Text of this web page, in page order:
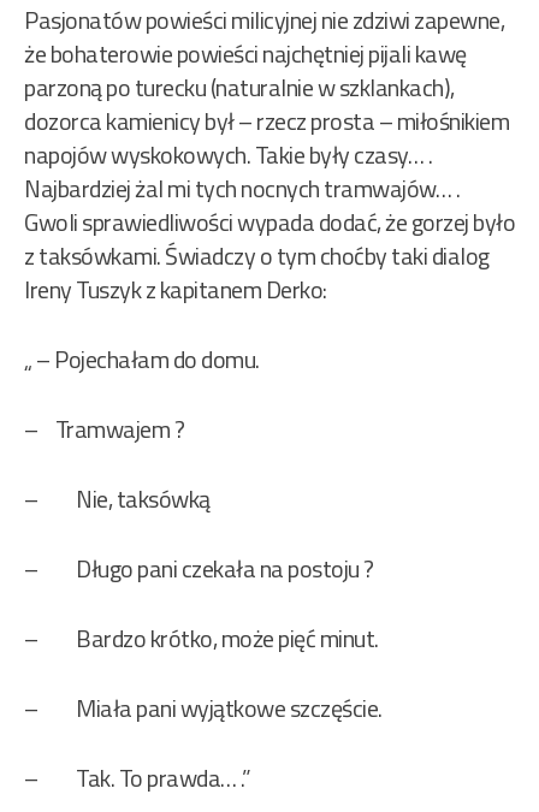
Pasjonatów powieści milicyjnej nie zdziwi zapewne,
że bohaterowie powieści najchętniej pijali kawę
parzoną po turecku (naturalnie w szklankach),
dozorca kamienicy był – rzecz prosta – miłośnikiem
napojów wyskokowych. Takie były czasy… .
Najbardziej żal mi tych nocnych tramwajów… .
Gwoli sprawiedliwości wypada dodać, że gorzej było
z taksówkami. Świadczy o tym choćby taki dialog
Ireny Tuszyk z kapitanem Derko:
„ – Pojechałam do domu.
– Tramwajem ?
– Nie, taksówką
– Długo pani czekała na postoju ?
– Bardzo krótko, może pięć minut.
– Miała pani wyjątkowe szczęście.
– Tak. To prawda… .”